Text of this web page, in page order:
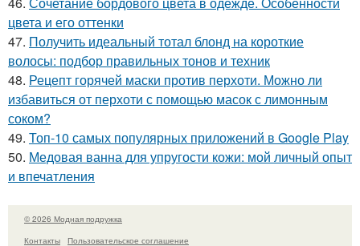
цвета и его оттенки
47. Получить идеальный тотал блонд на короткие
волосы: подбор правильных тонов и техник
48. Рецепт горячей маски против перхоти. Можно ли
избавиться от перхоти с помощью масок с лимонным
соком?
49. Топ-10 самых популярных приложений в Google Play
50. Медовая ванна для упругости кожи: мой личный опыт
и впечатления
© 2026 Модная подружка
Контакты
Пользовательское соглашение